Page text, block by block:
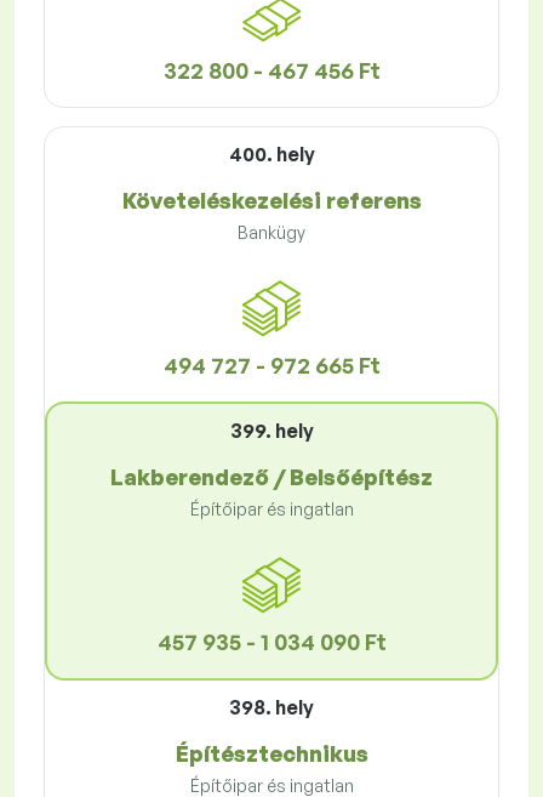
322 800 - 467 456 Ft
400. hely
Követeléskezelési referens
Bankügy
494 727 - 972 665 Ft
399. hely
Lakberendező / Belsőépítész
Építőipar és ingatlan
457 935 - 1 034 090 Ft
398. hely
Építésztechnikus
Építőipar és ingatlan